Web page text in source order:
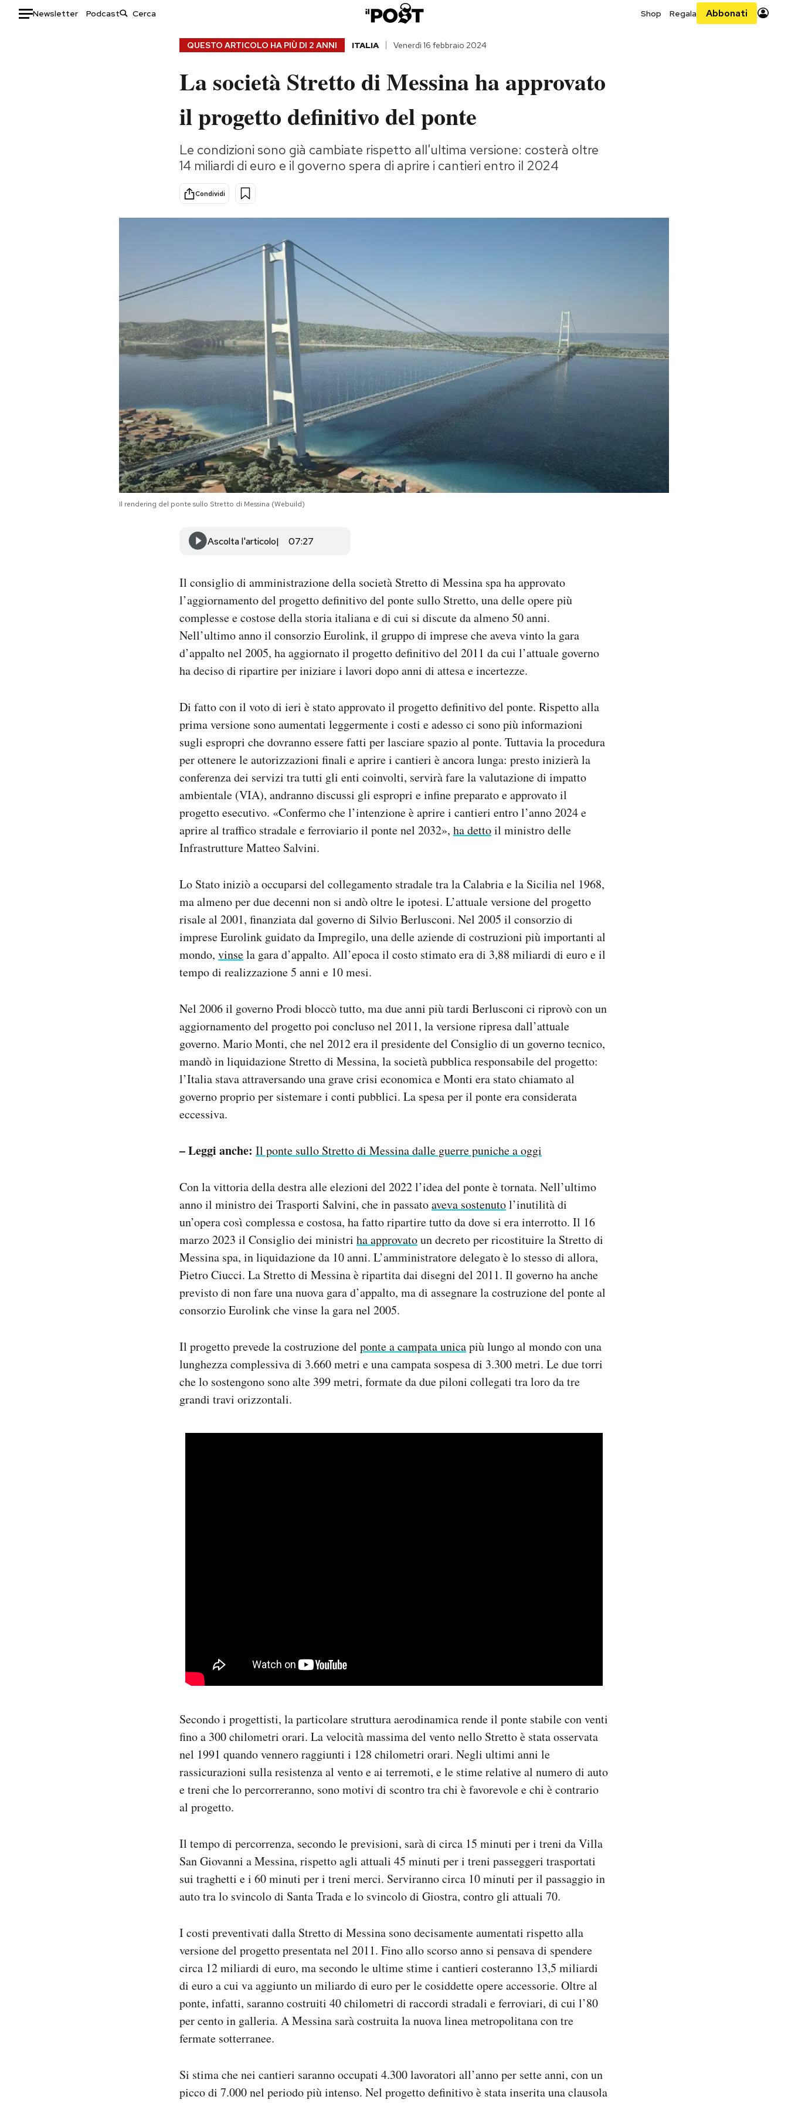
Newsletter Podcast Shop Regala Abbonati
Storie/Idee
Ok Boomer!
Altrecose
AREA PERSONALE
QUESTO ARTICOLO HA PIÙ DI 2 ANNI ITALIA Venerdì 16 febbraio 2024
La società Stretto di Messina ha approvato
il progetto definitivo del ponte
Le condizioni sono già cambiate rispetto all'ultima versione: costerà oltre
14 miliardi di euro e il governo spera di aprire i cantieri entro il 2024
Condividi
Il rendering del ponte sullo Stretto di Messina (Webuild)
Ascolta l'articolo 07:27
Il consiglio di amministrazione della società Stretto di Messina spa ha approvato
l’aggiornamento del progetto definitivo del ponte sullo Stretto, una delle opere più
complesse e costose della storia italiana e di cui si discute da almeno 50 anni.
Nell’ultimo anno il consorzio Eurolink, il gruppo di imprese che aveva vinto la gara
d’appalto nel 2005, ha aggiornato il progetto definitivo del 2011 da cui l’attuale governo
ha deciso di ripartire per iniziare i lavori dopo anni di attesa e incertezze.
Di fatto con il voto di ieri è stato approvato il progetto definitivo del ponte. Rispetto alla
prima versione sono aumentati leggermente i costi e adesso ci sono più informazioni
sugli espropri che dovranno essere fatti per lasciare spazio al ponte. Tuttavia la procedura
per ottenere le autorizzazioni finali e aprire i cantieri è ancora lunga: presto inizierà la
conferenza dei servizi tra tutti gli enti coinvolti, servirà fare la valutazione di impatto
ambientale (VIA), andranno discussi gli espropri e infine preparato e approvato il
progetto esecutivo. «Confermo che l’intenzione è aprire i cantieri entro l’anno 2024 e
aprire al traffico stradale e ferroviario il ponte nel 2032», ha dettoil ministro delle
Infrastrutture Matteo Salvini.
Lo Stato iniziò a occuparsi del collegamento stradale tra la Calabria e la Sicilia nel 1968,
ma almeno per due decenni non si andò oltre le ipotesi. L’attuale versione del progetto
risale al 2001, finanziata dal governo di Silvio Berlusconi. Nel 2005 il consorzio di
imprese Eurolink guidato da Impregilo, una delle aziende di costruzioni più importanti al
mondo, vinsela gara d’appalto. All’epoca il costo stimato era di 3,88 miliardi di euro e il
tempo di realizzazione 5 anni e 10 mesi.
Nel 2006 il governo Prodi bloccò tutto, ma due anni più tardi Berlusconi ci riprovò con un
aggiornamento del progetto poi concluso nel 2011, la versione ripresa dall’attuale
governo. Mario Monti, che nel 2012 era il presidente del Consiglio di un governo tecnico,
mandò in liquidazione Stretto di Messina, la società pubblica responsabile del progetto:
l’Italia stava attraversando una grave crisi economica e Monti era stato chiamato al
governo proprio per sistemare i conti pubblici. La spesa per il ponte era considerata
eccessiva.
– Leggi anche: Il ponte sullo Stretto di Messina dalle guerre puniche a oggi
Con la vittoria della destra alle elezioni del 2022 l’idea del ponte è tornata. Nell’ultimo
anno il ministro dei Trasporti Salvini, che in passatoaveva sostenutol’inutilità di
un’opera così complessa e costosa, ha fatto ripartire tutto da dove si era interrotto. Il 16
marzo 2023 il Consiglio dei ministri ha approvatoun decreto per ricostituire la Stretto di
Messina spa, in liquidazione da 10 anni. L’amministratore delegato è lo stesso di allora,
Pietro Ciucci. La Stretto di Messina è ripartita dai disegni del 2011. Il governo ha anche
previsto di non fare una nuova gara d’appalto, ma di assegnare la costruzione del ponte al
consorzio Eurolink che vinse la gara nel 2005.
Il progetto prevede la costruzione del ponte a campata unicapiù lungo al mondo con una
lunghezza complessiva di 3.660 metri e una campata sospesa di 3.300 metri. Le due torri
che lo sostengono sono alte 399 metri, formate da due piloni collegati tra loro da tre
grandi travi orizzontali.
Secondo i progettisti, la particolare struttura aerodinamica rende il ponte stabile con venti
fino a 300 chilometri orari. La velocità massima del vento nello Stretto è stata osservata
nel 1991 quando vennero raggiunti i 128 chilometri orari. Negli ultimi anni le
rassicurazioni sulla resistenza al vento e ai terremoti, e le stime relative al numero di auto
e treni che lo percorreranno, sono motivi di scontro tra chi è favorevole e chi è contrario
al progetto.
Il tempo di percorrenza, secondo le previsioni, sarà di circa 15 minuti per i treni da Villa
San Giovanni a Messina, rispetto agli attuali 45 minuti per i treni passeggeri trasportati
sui traghetti e i 60 minuti per i treni merci. Serviranno circa 10 minuti per il passaggio in
auto tra lo svincolo di Santa Trada e lo svincolo di Giostra, contro gli attuali 70.
I costi preventivati dalla Stretto di Messina sono decisamente aumentati rispetto alla
versione del progetto presentata nel 2011. Fino allo scorso anno si pensava di spendere
circa 12 miliardi di euro, ma secondo le ultime stime i cantieri costeranno 13,5 miliardi
di euro a cui va aggiunto un miliardo di euro per le cosiddette opere accessorie. Oltre al
ponte, infatti, saranno costruiti 40 chilometri di raccordi stradali e ferroviari, di cui l’80
per cento in galleria. A Messina sarà costruita la nuova linea metropolitana con tre
fermate sotterranee.
Si stima che nei cantieri saranno occupati 4.300 lavoratori all’anno per sette anni, con un
picco di 7.000 nel periodo più intenso. Nel progetto definitivo è stata inserita una clausola